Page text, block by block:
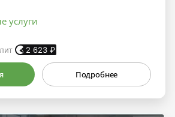
услуги
2 623 ₽
Подробнее